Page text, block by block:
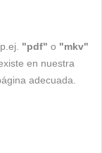
"pdf" o "mkv"
en nuestra
adecuada.